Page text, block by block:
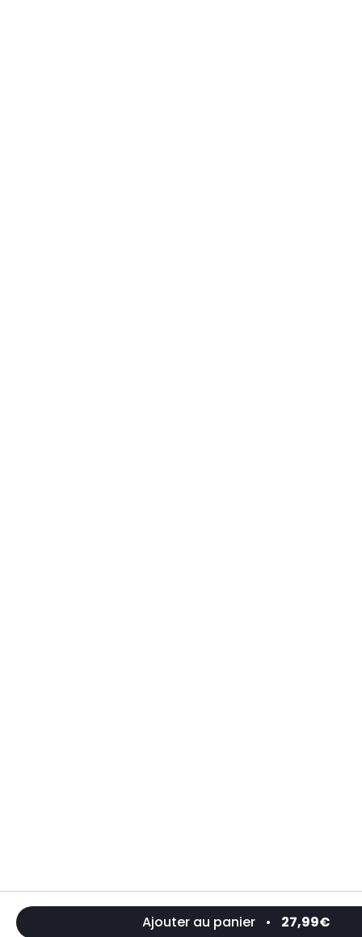
Ajouter au panier • 27,99€